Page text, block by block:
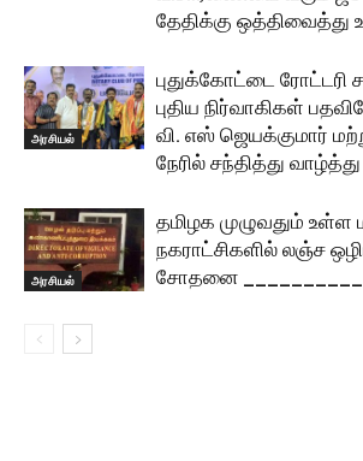
தேதிக்கு ஒத்திவைத்து
அரசியல்
புதுக்கோட்டை
புதிய நிர்வாகிகள்
வி. எஸ் ஜெயக்குமார்
நேரில் சந்தித்து
அரசியல்
தமிழக முழுவதும் உள்ள
நகராட்சிகளில் லஞ்ச
சோதனை